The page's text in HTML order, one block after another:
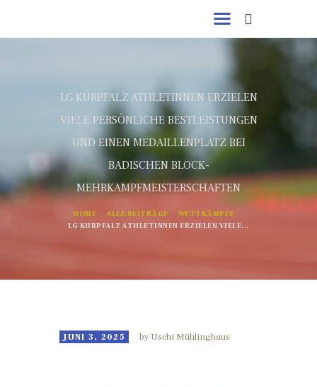
LG KURPFALZ ATHLETINNEN ERZIELEN
VIELE PERSÖNLICHE BESTLEISTUNGEN
UND EINEN MEDAILLENPLATZ BEI
BADISCHEN BLOCK-
MEHRKAMPFMEISTERSCHAFTEN
HOME ALLE BEITRÄGE
WETTKÄMPFE
LG KURPFALZ ATHLETINNEN ERZIELEN VIELE...
JUNI 3, 2025 by Uschi Mühlinghaus